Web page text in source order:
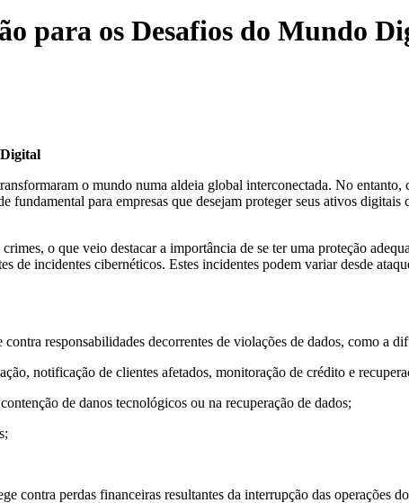
para os Desafios do Mundo
o mundo numa aldeia global interconectada. No
fundamental para empresas que desejam proteger seus ativos
o que veio destacar a importância de se ter uma proteção
de incidentes cibernéticos. Estes incidentes podem variar desde
responsabilidades decorrentes de violações de dados, como a
notificação de clientes afetados, monitoração de crédito e
de danos tecnológicos ou na recuperação de dados;
contra perdas financeiras resultantes da interrupção das operações